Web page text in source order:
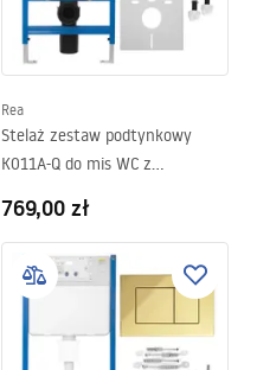
Rea
Stelaż zestaw podtynkowy
K011A-Q do mis WC z
769,00 zł